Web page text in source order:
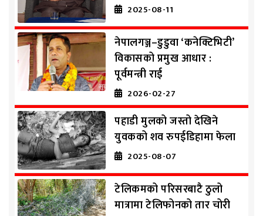
2025-08-11
नेपालगञ्ज–डुडुवा ‘कनेक्टिभिटी’
विकासको प्रमुख आधार :
पूर्वमन्त्री राई
2026-02-27
पहाडी मुलको जस्तो देखिने
युवकको शव रुपईडिहामा फेला
2025-08-07
टेलिकमको परिसरबाटै ठुलो
मात्रामा टेलिफोनको तार चोरी